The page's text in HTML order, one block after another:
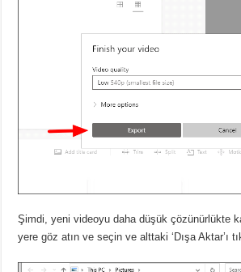
Şimdi, yeni videoyu daha düşük çözünürlükte
yere göz atın ve seçin ve alttaki ‘Dışa Aktar’ı